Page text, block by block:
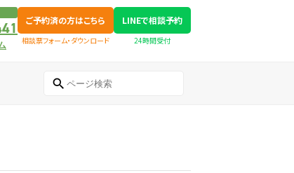
ご予約済の方はこちら
相談票フォーム・ダウンロード
LINEで相談予約
24時間受付